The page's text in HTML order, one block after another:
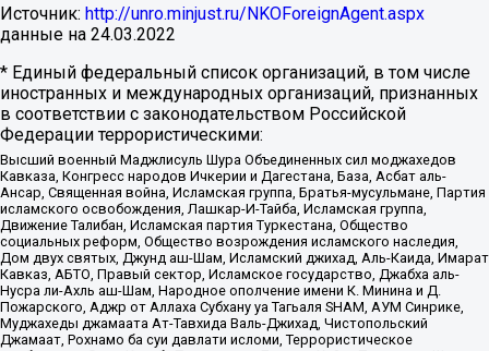
Источник: http://unro.minjust.ru/NKOForeignAgent.aspx
данные на 24.03.2022
* Единый федеральный список организаций, в том числе
иностранных и международных организаций, признанных
в соответствии с законодательством Российской
Федерации террористическими:
Высший военный Маджлисуль Шура Объединенных сил моджахедов
Кавказа, Конгресс народов Ичкерии и Дагестана, База, Асбат аль-
Ансар, Священная война, Исламская группа, Братья-мусульмане, Партия
исламского освобождения, Лашкар-И-Тайба, Исламская группа,
Движение Талибан, Исламская партия Туркестана, Общество
социальных реформ, Общество возрождения исламского наследия,
Дом двух святых, Джунд аш-Шам, Исламский джихад, Аль-Каида, Имарат
Кавказ, АБТО, Правый сектор, Исламское государство, Джабха аль-
Нусра ли-Ахль аш-Шам, Народное ополчение имени К. Минина и Д.
Пожарского, Аджр от Аллаха Субхану уа Тагьаля SHAM, АУМ Синрике,
Муджахеды джамаата Ат-Тавхида Валь-Джихад, Чистопольский
Джамаат, Рохнамо ба суи давлати исломи, Террористическое